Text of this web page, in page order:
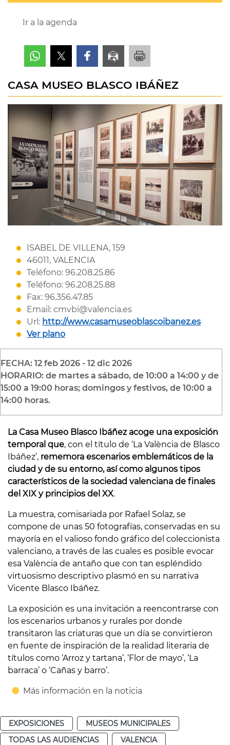
Ir a la agenda
CASA MUSEO BLASCO IBÁÑEZ
ISABEL DE VILLENA, 159
46011, VALENCIA
Teléfono: 96.208.25.86
Teléfono: 96.208.25.88
Fax: 96.356.47.85
Email: cmvbi@valencia.es
Url: http://www.casamuseoblascoibanez.es
Ver plano
FECHA: 12 feb 2026 - 12 dic 2026
HORARIO: de martes a sábado, de 10:00 a 14:00 y de
15:00 a 19:00 horas; domingos y festivos, de 10:00 a
14:00 horas.
La Casa Museo Blasco Ibáñez acoge una exposición
temporal que, con el título de ‘La València de Blasco
Ibáñez’, rememora escenarios emblemáticos de la
ciudad y de su entorno, así como algunos tipos
característicos de la sociedad valenciana de finales
del XIX y principios del XX.
La muestra, comisariada por Rafael Solaz, se
compone de unas 50 fotografías, conservadas en su
mayoría en el valioso fondo gráfico del coleccionista
valenciano, a través de las cuales es posible evocar
esa València de antaño que con tan espléndido
virtuosismo descriptivo plasmó en su narrativa
Vicente Blasco Ibáñez.
La exposición es una invitación a reencontrarse con
los escenarios urbanos y rurales por donde
transitaron las criaturas que un día se convirtieron
en fuente de inspiración de la realidad literaria de
títulos como ‘Arroz y tartana’, ‘Flor de mayo’, ‘La
barraca’ o ‘Cañas y barro’.
Más información en la noticia
EXPOSICIONES
MUSEOS MUNICIPALES
TODAS LAS AUDIENCIAS
VALENCIA